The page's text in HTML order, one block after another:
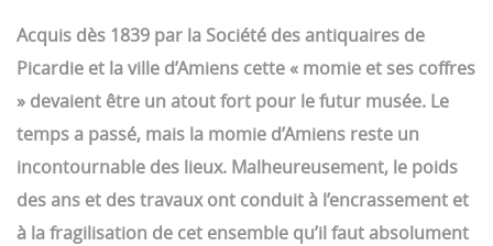
Acquis dès 1839 par la Société desantiquaires de
Picardie et la ville d’Amiens cette « momie et ses coffres
» devaient être un atout fort pour le futur musée. Le
temps a passé, mais la momie d’Amiens reste un
incontournable des lieux. Malheureusement, le poids
des ans et destravaux ont conduit à l’encrassement et
à la fragilisation de cet ensemble qu’il fautabsolument